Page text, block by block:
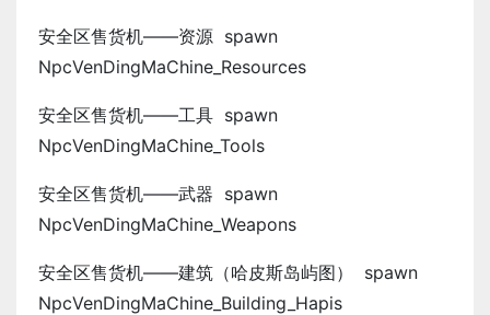
安全区售货机——资源 spawn
NpcVenDingMaChine_Resources
安全区售货机——工具 spawn
NpcVenDingMaChine_Tools
安全区售货机——武器 spawn
NpcVenDingMaChine_Weapons
安全区售货机——建筑（哈皮斯岛屿图） spawn
NpcVenDingMaChine_Building_Hapis